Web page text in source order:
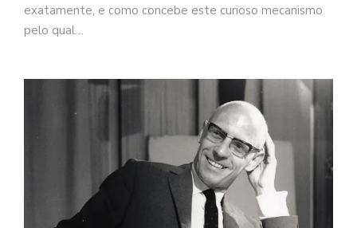
exatamente, e como concebe este curioso mecanismo
pelo qual…